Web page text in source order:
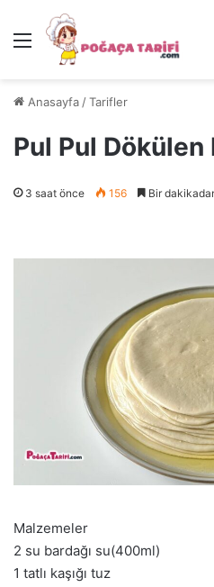
Menü
Anasayfa /Tarifler
Pul Pul
3 saat önce 156 Bir
Malzemeler
2 su bardağı su(400ml)
1 tatlı kaşığı tuz